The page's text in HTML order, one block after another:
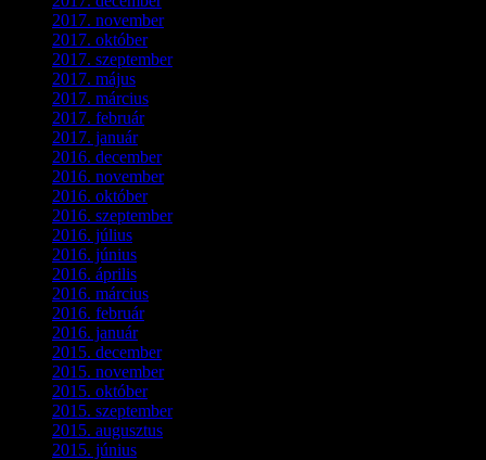
2017. november(3)
2017. október(4)
2017. szeptember(1)
2017. május
2017. március
2017. február(1)
2017. január(2)
2016. december(1)
2016. november(1)
2016. október(6)
2016. szeptember(5)
2016. július
2016. június
2016. április
2016. március
2016. február(3)
2016. január(2)
2015. december(1)
2015. november(4)
2015. október(4)
2015. szeptember(5)
2015. augusztus
2015. június